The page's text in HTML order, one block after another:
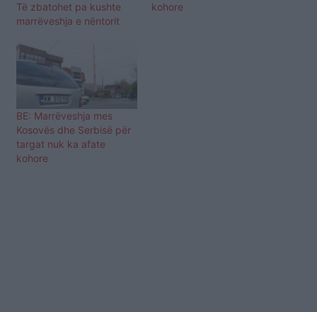
Të zbatohet pa kushte
marrëveshja e nëntorit
kohore
BE: Marrëveshja mes
Kosovës dhe Serbisë për
targat nuk ka afate
kohore